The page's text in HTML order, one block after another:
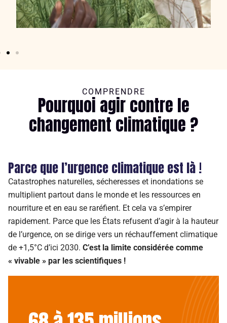
COMPRENDRE
Pourquoi agir contre le
changement climatique ?
Parce que l’urgence climatique est là !
Catastrophes naturelles, sécheresses et inondations se
multiplient partout dans le monde et es ressources en
nourriture et en eau se raréfient. Et cela va s’empirer
rapidement. Parce que l es États refusent d’agir à la hauteur
de l’urgence, on se dirige vers un réchauffement climatique
de +1,5°C d’ici 2030. C’est la limite considérée comme
« vivable » par les scientifiques !